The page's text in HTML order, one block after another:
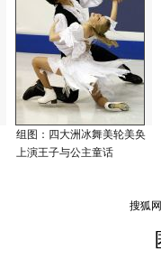
组图：四大洲冰舞美轮美奂
上演王子与公主童话